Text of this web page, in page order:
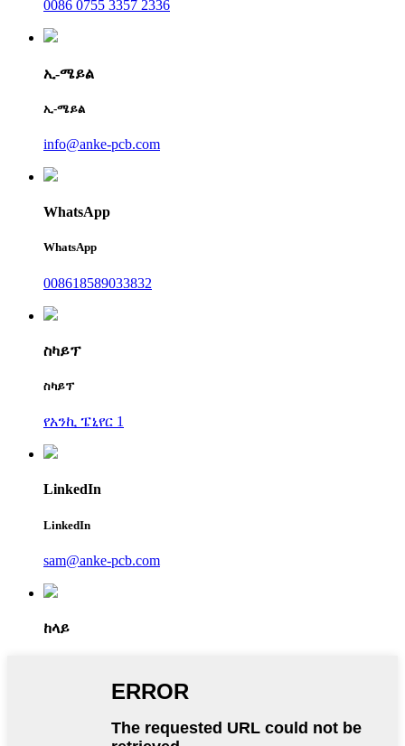
0086 0755 3357 2336
ኢ-ሜይል
ኢ-ሜይል
info@anke-pcb.com
WhatsApp
WhatsApp
008618589033832
ስካይፕ
ስካይፕ
የአንኪ ፔኒየር 1
LinkedIn
LinkedIn
sam@anke-pcb.com
ከላይ